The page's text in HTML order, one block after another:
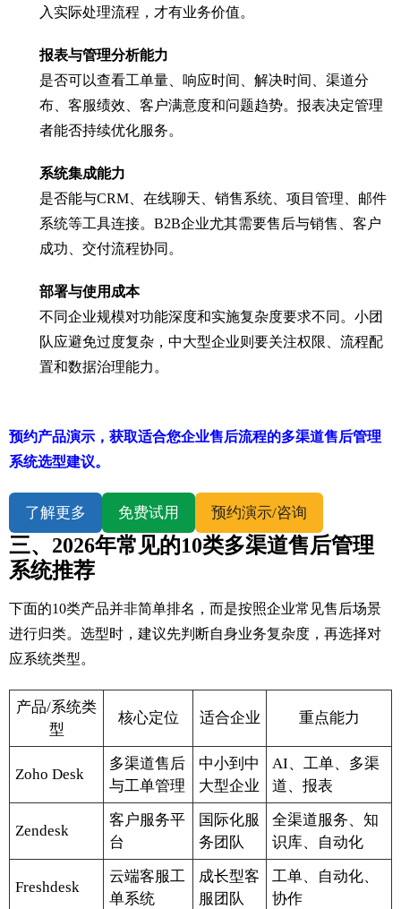
入实际处理流程，才有业务价值。
报表与管理分析能力
是否可以查看工单量、响应时间、解决时间、渠道分
布、客服绩效、客户满意度和问题趋势。报表决定管理
者能否持续优化服务。
系统集成能力
是否能与CRM、在线聊天、销售系统、项目管理、邮件
系统等工具连接。B2B企业尤其需要售后与销售、客户
成功、交付流程协同。
部署与使用成本
不同企业规模对功能深度和实施复杂度要求不同。小团
队应避免过度复杂，中大型企业则要关注权限、流程配
置和数据治理能力。
预约产品演示，获取适合您企业售后流程的多渠道售后管理
系统选型建议。
了解更多 免费试用 预约演示/咨询
三、2026年常见的10类多渠道售后管理
系统推荐
下面的10类产品并非简单排名，而是按照企业常见售后场景
进行归类。选型时，建议先判断自身业务复杂度，再选择对
应系统类型。
产品/系统类
型
核心定位 适合企业 重点能力
Zoho Desk
多渠道售后
与工单管理
中小到中
大型企业
AI、工单、多渠
道、报表
Zendesk
客户服务平
台
国际化服
务团队
全渠道服务、知
识库、自动化
Freshdesk
云端客服工
单系统
成长型客
服团队
工单、自动化、
协作